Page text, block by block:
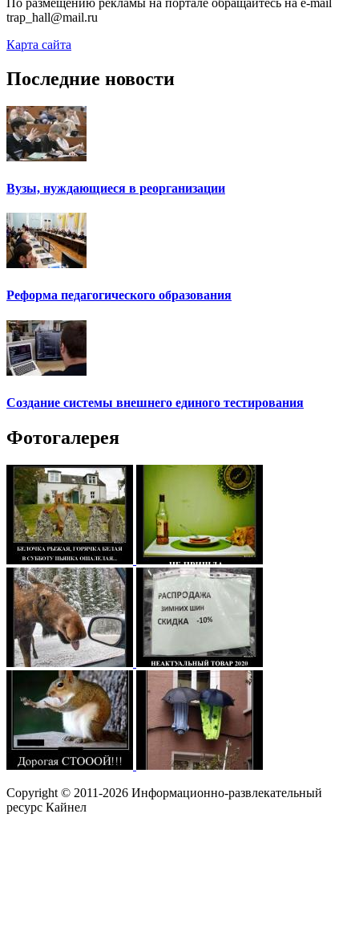
trap_hall@mail.ru
Карта сайта
Последние новости
Вузы, нуждающиеся в реорганизации
Реформа педагогического образования
Создание системы внешнего единого тестирования
Фотогалерея
Copyright © 2011-2026 Информационно-развлекательный
ресурс Кайнел